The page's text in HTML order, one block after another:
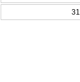
31